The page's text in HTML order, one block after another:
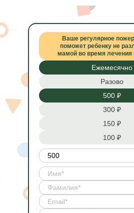
Ваше регулярное
поможет ребенку не
мамой во время лечения
Ежемесячно
Разово
500 ₽
300 ₽
150 ₽
100 ₽